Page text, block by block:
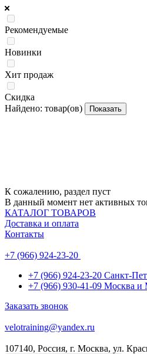
Рекомендуемые
Новинки
Хит продаж
Скидка
Найдено: товар(ов) Показать
К сожалению, раздел пуст
В данный момент нет активных
КАТАЛОГ ТОВАРОВ
Доставка и оплата
Контакты
+7 (966) 924-23-20
+7 (966) 924-23-20 Санкт-
+7 (966) 930-41-09 Москва
Заказать звонок
velotraining@yandex.ru
107140, Россия, г. Москва, ул.